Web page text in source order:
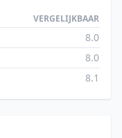
VERGELIJKBAAR
8.0
8.0
8.1